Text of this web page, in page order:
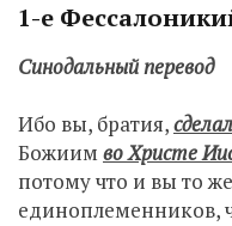
1-е
Синодальный перевод
Ибо вы, братия,
Божиимво Христе
потому что и вы то
единоплеменников,